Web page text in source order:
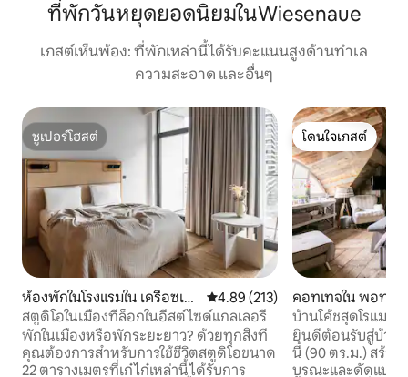
ที่พักวันหยุดยอดนิยมในWiesenaue
เกสต์เห็นพ้อง: ที่พักเหล่านี้ได้รับคะแนนสูงด้านทำเล
ความสะอาด และอื่นๆ
ซูเปอร์โฮสต์
ซูเปอร์โฮสต์
ห้องพักในโรงแรมใน เครือซเบิร์
ก
คะแนนเฉลี่ย 4.89 จาก 5, 213 รีวิว
4.89 (213)
สตูดิโอในเมืองที่ล็อกในอีสต์ไซด์แกลเลอรี่
พักในเมืองหรือพักระยะยาว? ด้วยทุกสิ่งที่
คุณต้องการสำหรับการใช้ชีวิตสตูดิโอขนาด
22 ตารางเมตรที่เก๋ไก๋เหล่านี้ได้รับการ
โดนใจเกสต์
โดนใจเกสต์
คอทเทจใน พอทส
บ้านโค้ชสุดโรแม
ยินดีต้อนรับสู่บ้าน
นี้ (90 ตร.ม.) สร้าง
บูรณะและดัดแปล